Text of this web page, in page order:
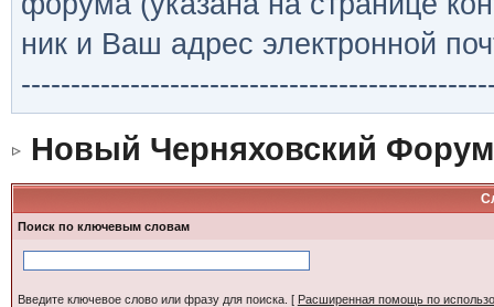
ник и Ваш адрес электронной
Новый Черняховский Форум
Поиск по ключевым словам
Введите ключевое слово или фразу для поиска. [ Расширенная помощь по